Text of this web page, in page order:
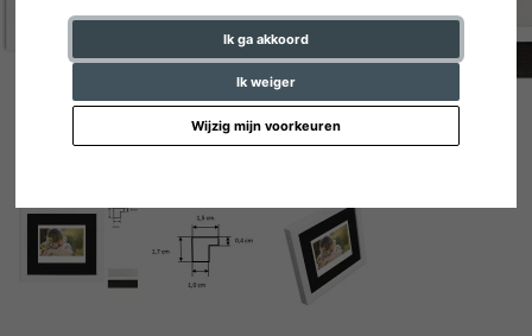
Ik ga akkoord
Ik weiger
Wijzig mijn voorkeuren